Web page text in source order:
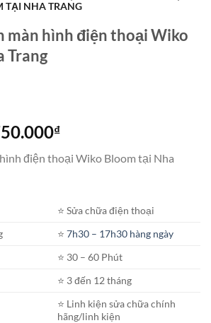
TẠI NHA TRANG
màn hình điện thoại Wiko
Trang
₫Khoảng
từ
750.000₫
điện thoại Wiko Bloom tại Nha
⭐️ Sửa chữa điện thoại
⭐️7h30 – 17h30 hàng ngày
⭐️ 30 – 60 Phút
⭐️ 3 đến 12 tháng
⭐️ Linh kiện sửa chữa chính
hãng/linh kiện